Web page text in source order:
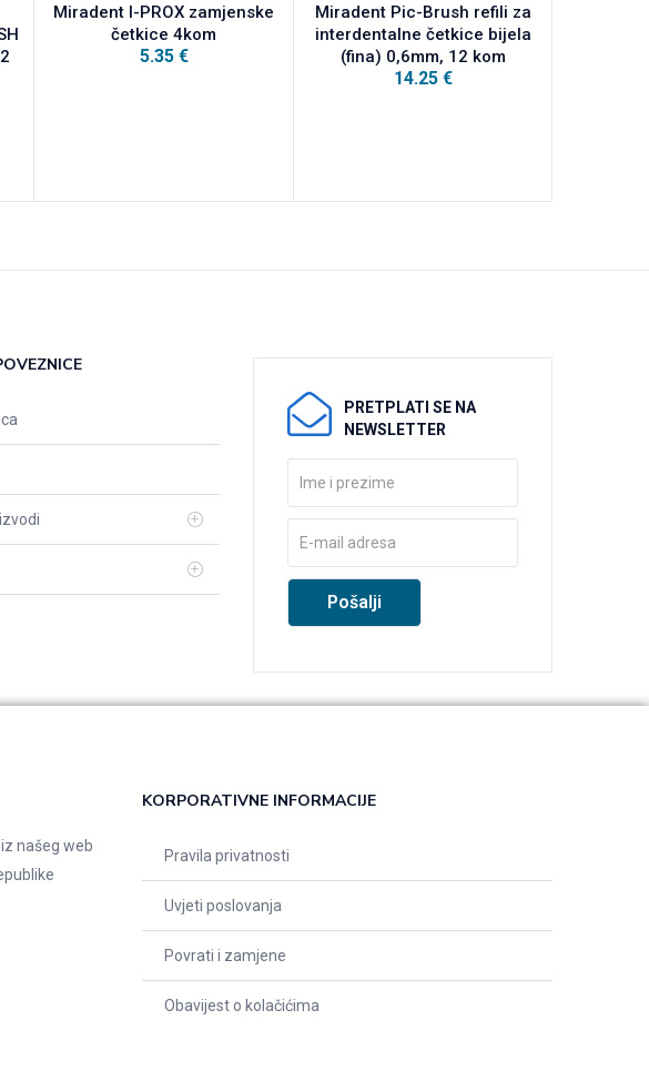
Miradent I-PROX zamjenske
četkice 4kom
5.35 €
Miradent Pic-Brush refili za
interdentalne četkice bijela
(fina) 0,6mm, 12 kom
14.25 €
PRETPLATI SE NA
NEWSLETTER
našeg web
KORPORATIVNE INFORMACIJE
Pravila privatnosti
Uvjeti poslovanja
Povrati i zamjene
Obavijest o kolačićima